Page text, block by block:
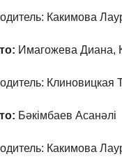
Какимова
Имагожева Диана,
Клиновицкая
Бәкімбаев Асанәлі
Какимова